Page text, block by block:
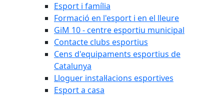
Esport i família
Formació en l'esport i en el lleure
GiM 10 - centre esportiu municipal
Contacte clubs esportius
Cens d'equipaments esportius de
Catalunya
Lloguer instal·lacions esportives
Esport a casa